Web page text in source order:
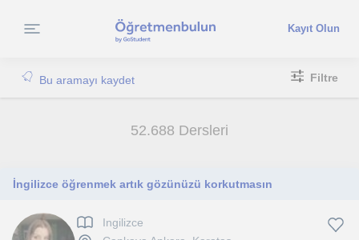
Kayıt Olun
Bu aramayı kaydet Filtre
52.688 Dersleri
İngilizce öğrenmek artık gözünüzü korkutmasın
Ingilizce